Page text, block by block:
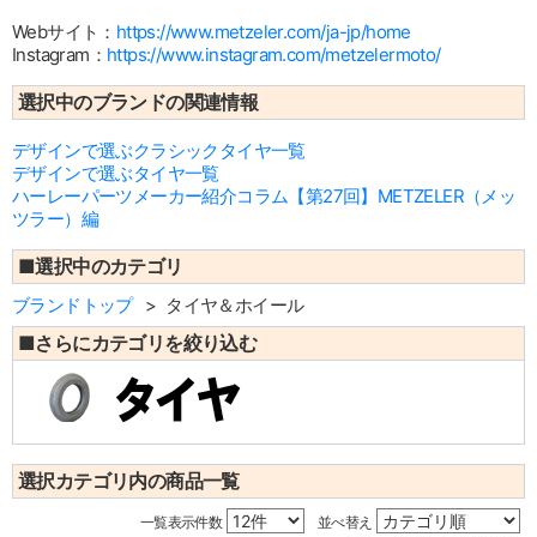
Webサイト： https://www.metzeler.com/ja-jp/home
Instagram： https://www.instagram.com/metzelermoto/
選択中のブランドの関連情報
デザインで選ぶクラシックタイヤ一覧
デザインで選ぶタイヤ一覧
ハーレーパーツメーカー紹介コラム【第27回】METZELER（メッ
ツラー）編
■選択中のカテゴリ
ブランドトップ タイヤ＆ホイール
■さらにカテゴリを絞り込む
選択カテゴリ内の商品一覧
一覧表示件数 並べ替え